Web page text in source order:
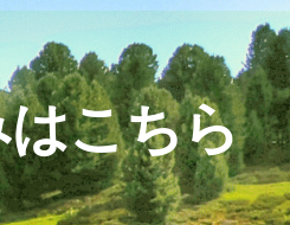
こちら